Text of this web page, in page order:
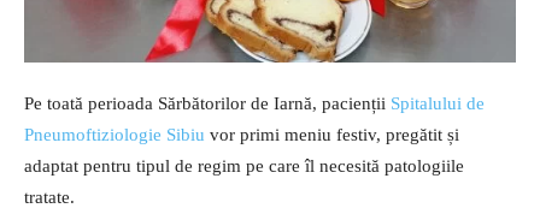
Pe toată perioada Sărbătorilor de Iarnă, pacienții Spitalului de
Pneumoftiziologie Sibiu vor primi meniu festiv, pregătit și
adaptat pentru tipul de regim pe care îl necesită patologiile
tratate.